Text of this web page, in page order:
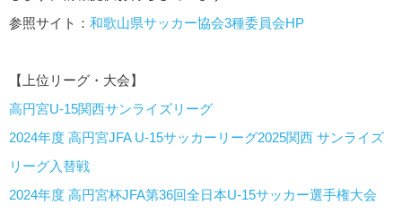
参照サイト： 和歌山県サッカー協会3種委員会HP
【上位リーグ・大会】
高円宮U-15関西サンライズリーグ
2024年度 高円宮JFA U-15サッカーリーグ2025関西 サンライズ
リーグ入替戦
2024年度 高円宮杯JFA第36回全日本U-15サッカー選手権大会